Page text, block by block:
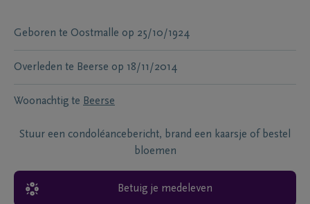
Geboren te Oostmalle op 25/10/1924
Overleden te Beerse op 18/11/2014
Woonachtig te Beerse
Stuur een condoléancebericht, brand een kaarsje of bestel
bloemen
Betuig je medeleven